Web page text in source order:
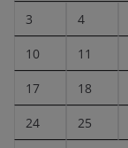
3 4
10 11
17 18
24 25